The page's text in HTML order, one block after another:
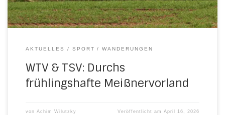
AKTUELLES SPORT WANDERUNGEN
WTV & TSV: Durchs
frühlingshafte Meißnervorland
von Achim Wilutzky Veröffentlicht amApril 16, 2026